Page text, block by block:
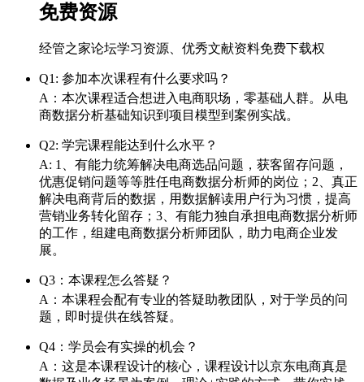
免费资源
经管之家论坛学习资源、优秀文献资料免费下载权
Q1: 参加本次课程有什么要求吗？
A：本次课程适合想进入电商职场，零基础人群。从电
商数据分析基础知识到项目模型到案例实战。
Q2: 学完课程能达到什么水平？
A: 1、有能力统筹解决电商选品问题，获客留存问题，
优惠促销问题等等胜任电商数据分析师的岗位；2、真正
解决电商背后的数据，用数据解读用户行为习惯，提高
营销业务转化留存；3、有能力独自承担电商数据分析师
的工作，组建电商数据分析师团队，助力电商企业发
展。
Q3：本课程怎么答疑？
A：本课程会配有专业的答疑助教团队，对于学员的问
题，即时提供在线答疑。
Q4：学员会有实操的机会？
A：这是本课程设计的核心，课程设计以京东电商真是